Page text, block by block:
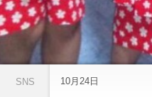
SNS 10月24日